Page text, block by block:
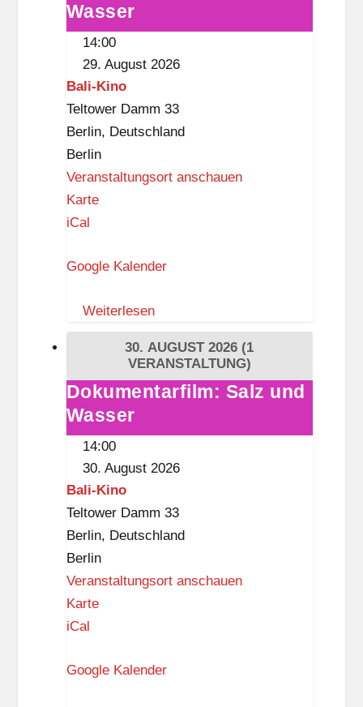
Salz
und
Wasser
14:00
29. August 2026
Bali-Kino
Teltower Damm 33
Berlin, Deutschland
Berlin
Veranstaltungsort anschauen
KarteB
i
K
i
o
iCal
Google Kalender
Weiterlesen
30. AUGUST 2026 (1
VERANSTALTUNG)
Dokumentarfilm:
Salz
und
Dokumentarfilm: Salz und
Wasser
14:00
30. August 2026
Bali-Kino
Teltower Damm 33
Berlin, Deutschland
Berlin
Veranstaltungsort anschauen
KarteB
i
iCal
Google Kalender